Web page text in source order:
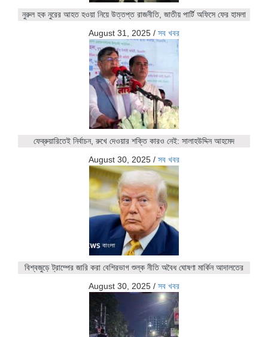
নুরুল হক নুরের আহত হওয়া নিয়ে উত্তপ্ত রাজনীতি, জাতীয় পার্টি অফিসে ফের হামলা
August 31, 2025 / সব খবর
ফেব্রুয়ারিতেই নির্বাচন, রুখে দেওয়ার শক্তি কারও নেই: সালাহউদ্দিন আহমেদ
August 30, 2025 / সব খবর
বিশ্বজুড়ে ট্রাম্পের জারি করা বেশিরভাগ শুল্ক নীতি অবৈধ ঘোষণা মার্কিন আদালতের
August 30, 2025 / সব খবর